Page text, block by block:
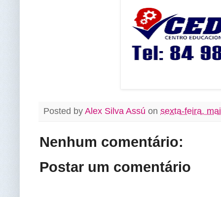
Posted by Alex Silva Assú on sexta-feira,
Nenhum comentário:
Postar um comentário